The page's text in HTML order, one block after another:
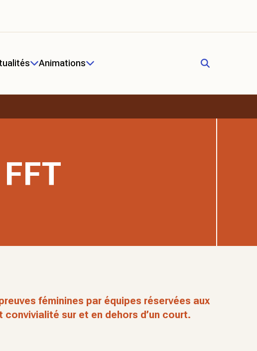
Animations
féminines par équipes réservées aux
convivialité sur et en dehors d’un court.